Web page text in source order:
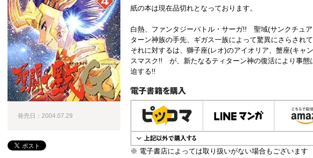
紙の本は現在品切れとなっております。
白熱、ファンタジーバトル・サーガ!! 聖域(サンクチュア
ターン神族の手先、ギガス一族によって驚異にさらされ
それに対するは、獅子座(レオ)のアイオリア、蟹座(キャ
スマスク!! が、新たなるティターン神の復活により事態
迫する!!
電子書籍で購入
※ 電子書店によっては取り扱いがない場合もございます
発売日：2004.07.29